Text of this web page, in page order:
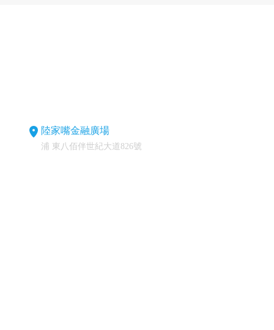
陸家嘴金融廣場
浦 東八佰伴世紀大道826號